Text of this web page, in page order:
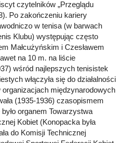
czytelników „Przeglądu
Po zakończeniu kariery
w tenisa (w barwach
Klubu) występując często
Małcużyńskim i Czesławem
na 10 m. na liście
wśród najlepszych tenisistek
włączyła się do działalności
międzynarodowych
(1935-1936) czasopismem
organem Towarzystwa
Kobiet (Konopacka była
do Komisji Technicznej